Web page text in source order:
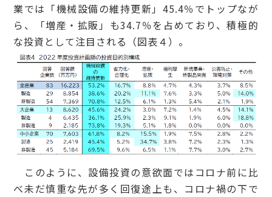
業では「機械設備の維持更新」45.4％でトップなが
ら、「増産・拡販」も34.7％を占めており、積極的
な投資として注目される（図表４）。
このように、設備投資の意欲面ではコロナ前に比
べ未だ慎重な先が多く回復途上も、コロナ禍の下で